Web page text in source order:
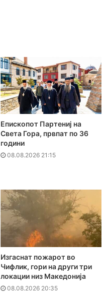
Епископот Партениј на
Света Гора, првпат по 36
години
08.08.2026 21:15
Изгаснат пожарот во
Чифлик, гори на други три
локации низ Македонија
08.08.2026 20:35